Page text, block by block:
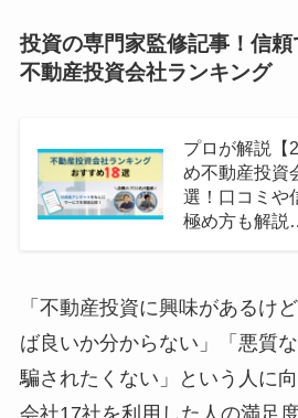
投資の専門家監修記事！信
不動産投資会社ランキング
プロが解説【
め不動産投資
選！口コミや
極め方も解説
「不動産投資に興味があるけ
ば良いか分からない」「悪質
騙されたくない」という人に
会社17社を利用した人の満足度